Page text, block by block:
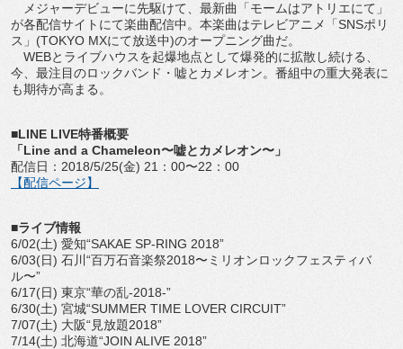
メジャーデビューに先駆けて、最新曲「モームはアトリエにて」
が各配信サイトにて楽曲配信中。本楽曲はテレビアニメ「SNSポリ
ス」(TOKYO MXにて放送中)のオープニング曲だ。
WEBとライブハウスを起爆地点として爆発的に拡散し続ける、
今、最注目のロックバンド・嘘とカメレオン。番組中の重大発表に
も期待が高まる。
■LINE LIVE特番概要
「Line and a Chameleon〜嘘とカメレオン〜」
配信日：2018/5/25(金) 21：00〜22：00
【配信ページ】
■ライブ情報
6/02(土) 愛知“SAKAE SP-RING 2018”
6/03(日) 石川“百万石音楽祭2018〜ミリオンロックフェスティバ
ル〜”
6/17(日) 東京“華の乱-2018-”
6/30(土) 宮城“SUMMER TIME LOVER CIRCUIT”
7/07(土) 大阪“見放題2018”
7/14(土) 北海道“JOIN ALIVE 2018”